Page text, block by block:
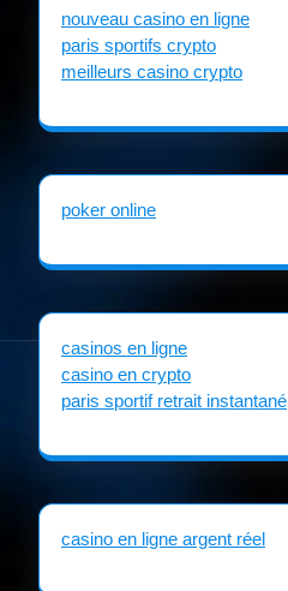
nouveau casino en ligne
paris sportifs crypto
meilleurs casino crypto
poker online
casinos en ligne
casino en crypto
paris sportif retrait instantané
casino en ligne argent réel